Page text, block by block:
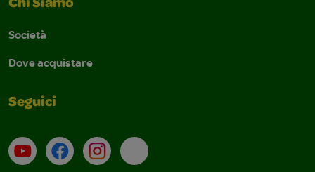
Chi Siamo
Società
Dove acquistare
Seguici
Su YouTube
ContattiProfilo Instagram
Email